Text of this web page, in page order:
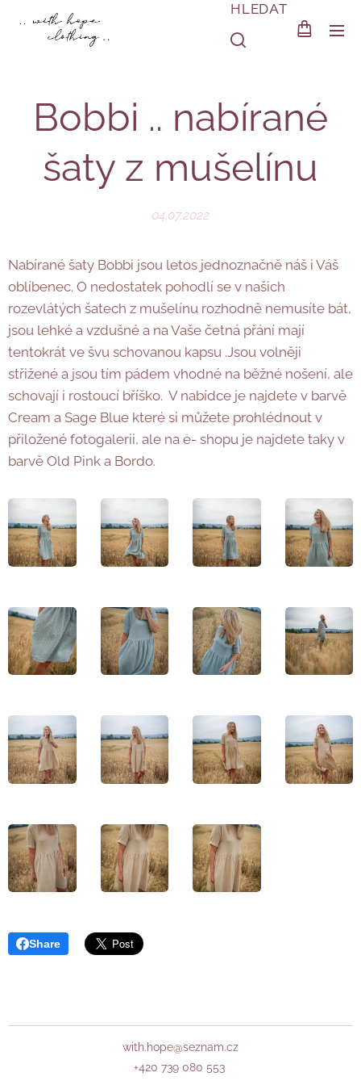
HLEDAT
Bobbi .. nabírané
šaty z mušelínu
04.07.2022
Nabírané šaty Bobbi jsou letos jednoznačně náš i Váš
oblíbenec. O nedostatek pohodlí se v našich
rozevlátých šatech z mušelínu rozhodně nemusíte bát,
jsou lehké a vzdušné a na Vaše četná přání mají
tentokrát ve švu schovanou kapsu .Jsou volněji
střižené a jsou tím pádem vhodné na běžné nošení, ale
schovají i rostoucí bříško. V nabídce je najdete v barvě
Cream a Sage Blue které si můžete prohlédnout v
přiložené fotogalerii, ale na e- shopu je najdete taky v
barvě Old Pink a Bordo.
Share
with.hope@seznam.cz
+420 739 080 553